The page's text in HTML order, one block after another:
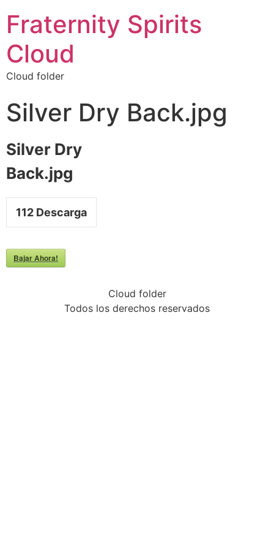
Fraternity Spirits
Cloud
Cloud folder
Silver Dry Back.jpg
Silver Dry
Back.jpg
112 Descarga
Bajar Ahora!
Cloud folder
Todos los derechos reservados